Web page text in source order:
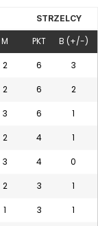
STRZELCY
M PKT B (+/-)
2 6 3
2 6 2
3 6 1
2 4 1
3 4 0
2 3 1
1 3 1